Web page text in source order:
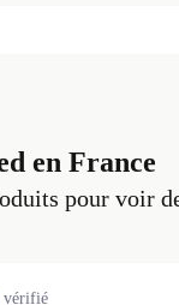
en France
pour voir
vérifié